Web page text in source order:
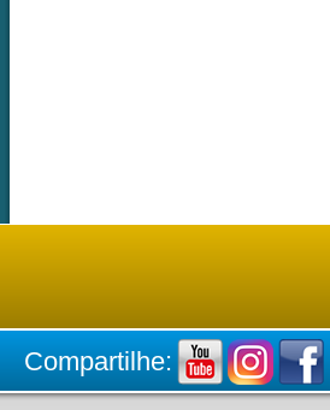
Compartilhe: